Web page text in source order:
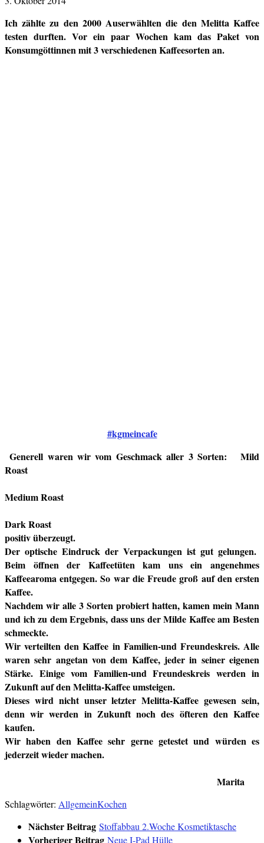
Ich zählte zu den 2000 Auserwählten die den Melitta Kaffee
testen durften. Vor ein paar Wochen kam das Paket von
Konsumgöttinnen mit 3 verschiedenen Kaffeesorten an.
#kgmeincafe
Generell waren wir vom Geschmack aller 3 Sorten: Mild
Roast
Medium Roast
Dark Roast
positiv überzeugt.
Der optische Eindruck der Verpackungen ist gut gelungen.
Beim öffnen der Kaffeetüten kam uns ein angenehmes
Kaffeearoma entgegen. So war die Freude groß auf den ersten
Kaffee.
Nachdem wir alle 3 Sorten probiert hatten, kamen mein Mann
und ich zu dem Ergebnis, dass uns der Milde Kaffee am Besten
schmeckte.
Wir verteilten den Kaffee in Familien-und Freundeskreis. Alle
waren sehr angetan von dem Kaffee, jeder in seiner eigenen
Stärke. Einige vom Familien-und Freundeskreis werden in
Zukunft auf den Melitta-Kaffee umsteigen.
Dieses wird nicht unser letzter Melitta-Kaffee gewesen sein,
denn wir werden in Zukunft noch des öfteren den Kaffee
kaufen.
Wir haben den Kaffee sehr gerne getestet und würden es
jederzeit wieder machen.
Marita
Schlagwörter: AllgemeinKochen
Nächster Beitrag Stoffabbau 2.Woche Kosmetiktasche
Vorheriger Beitrag Neue I-Pad Hülle